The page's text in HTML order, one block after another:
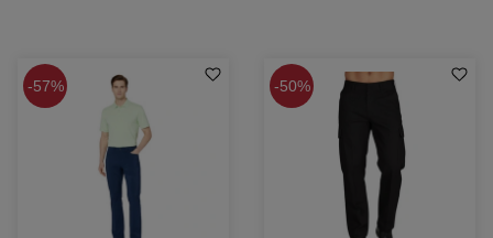
57% 50%